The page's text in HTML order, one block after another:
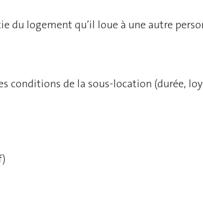
logement qu’il loue à une autre
conditions de la sous-location (durée,